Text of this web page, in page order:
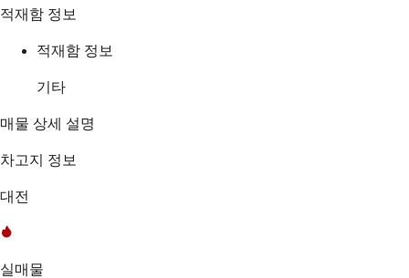
적재함 정보
적재함 정보
기타
매물 상세 설명
차고지 정보
대전
실매물